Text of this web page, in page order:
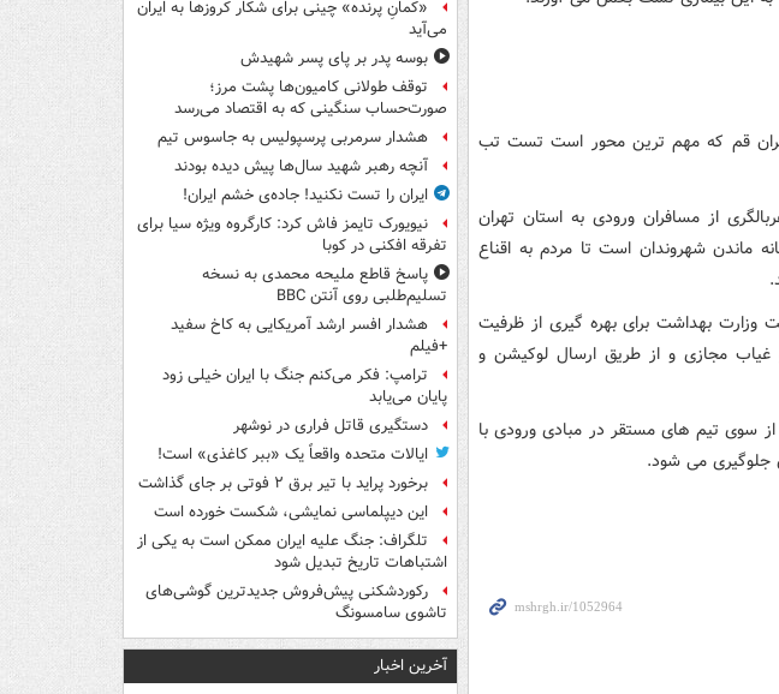
قم که مهم ترین محور است تست تب
از مسافران ورودی به استان تهران
ماندن شهروندان است تا مردم به اقناع
بهداشت برای بهره گیری از ظرفیت
مجازی و از طریق ارسال لوکیشن و
سوی تیم های مستقر در مبادی ورودی با
جلوگیری می شود.
«کمانِ پرنده» چینی برای شکار کروزها به ایران
می‌آید
بوسه‌ پدر بر پای پسر شهیدش
توقف طولانی کامیون‌ها پشت مرز؛
صورت‌حساب سنگینی که به اقتصاد می‌رسد
هشدار سرمربی پرسپولیس به جاسوس تیم
آنچه رهبر شهید سال‌ها پیش دیده بودند
ایران را تست نکنید! جاده‌ی خشم ایران!
نیویورک تایمز فاش کرد: کارگروه ویژه سیا برای
تفرقه افکنی در کوبا
پاسخ قاطع ملیحه محمدی به نسخه
تسلیم‌طلبی روی آنتن BBC
هشدار افسر ارشد آمریکایی به کاخ سفید
+فیلم
ترامپ: فکر می‌کنم جنگ با ایران خیلی زود
پایان می‌یابد
دستگیری قاتل فراری در نوشهر
ایالات متحده واقعاً یک «ببر کاغذی» است!
برخورد پراید با تیر برق ۲ فوتی بر جای گذاشت
این دیپلماسی نمایشی، شکست خورده است
تلگراف: جنگ علیه ایران ممکن است به یکی از
اشتباهات تاریخ تبدیل شود
رکوردشکنی پیش‌فروش جدیدترین گوشی‌های
تاشوی سامسونگ
آخرین اخبار